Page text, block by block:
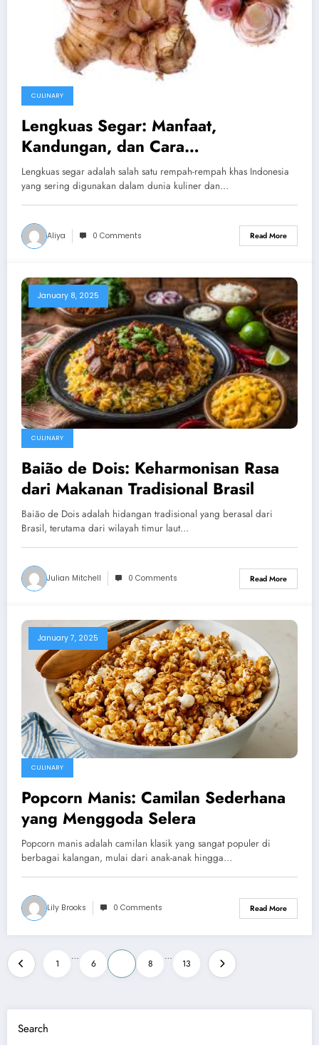
CULINARY
Lengkuas Segar: Manfaat,
Kandungan, dan Cara
Penggunaannya
Lengkuas segar adalah salah satu rempah-rempah khas Indonesia
yang sering digunakan dalam dunia kuliner dan…
Aliya 0 Comments Read More
January 8, 2025
CULINARY
Baião de Dois: Keharmonisan Rasa
dari Makanan Tradisional Brasil
Baião de Dois adalah hidangan tradisional yang berasal dari
Brasil, terutama dari wilayah timur laut…
Julian Mitchell 0 Comments Read More
January 7, 2025
CULINARY
Popcorn Manis: Camilan Sederhana
yang Menggoda Selera
Popcorn manis adalah camilan klasik yang sangat populer di
berbagai kalangan, mulai dari anak-anak hingga…
Lily Brooks 0 Comments Read More
Posts
pagination
1
…
6 8
…
13
Search